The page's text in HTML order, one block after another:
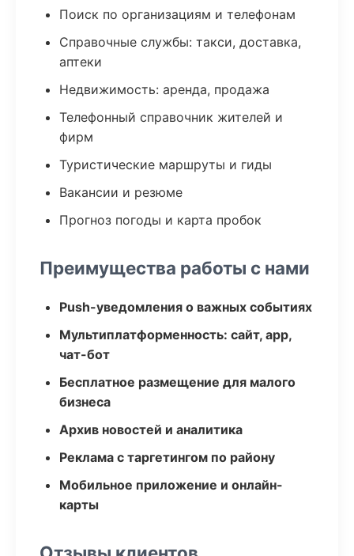
Поиск по организациям и телефонам
Справочные службы: такси, доставка,
аптеки
Недвижимость: аренда, продажа
Телефонный справочник жителей и
фирм
Туристические маршруты и гиды
Вакансии и резюме
Прогноз погоды и карта пробок
Преимущества работы с нами
Push-уведомления о важных событиях
Мультиплатформенность: сайт, app,
чат-бот
Бесплатное размещение для малого
бизнеса
Архив новостей и аналитика
Реклама с таргетингом по району
Мобильное приложение и онлайн-
карты